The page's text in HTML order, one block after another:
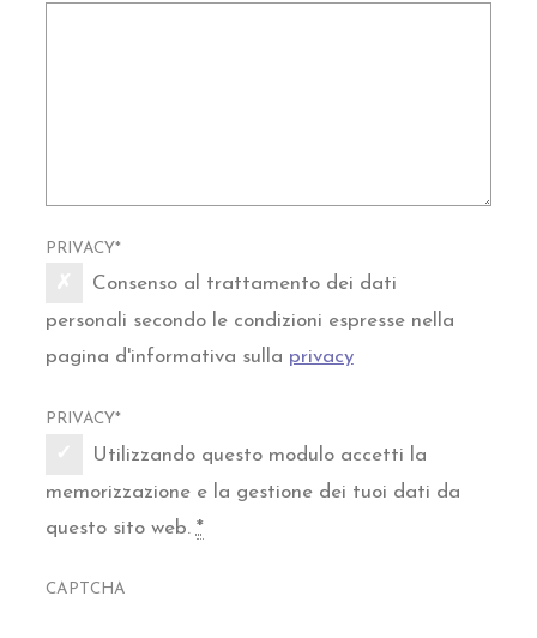
PRIVACY*
Consenso al trattamento dei dati
personali secondo le condizioni espresse nella
pagina d'informativa sulla privacy
PRIVACY*
Utilizzando questo modulo accetti la
memorizzazione e la gestione dei tuoi dati da
questo sito web. *
CAPTCHA